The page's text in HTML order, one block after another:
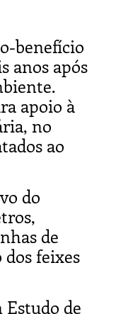
benefício
anos após
apoio à
no
ao
do
de
feixes
de